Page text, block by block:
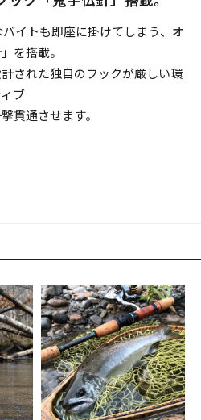
バイトも即座に掛けてしまう、オ
を搭載。
された独自のフックが厳しい環
ブ
貫通させます。